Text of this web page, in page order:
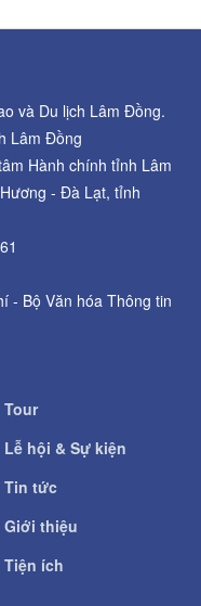
và Du lịch Lâm Đồng.
Lâm Đồng
Hành chính tỉnh Lâm
- Đà Lạt, tỉnh
- Bộ Văn hóa Thông tin
Tour
Lễ hội & Sự kiện
Tin tức
Giới thiệu
Tiện ích